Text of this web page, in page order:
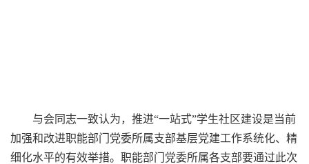
与会同志一致认为，推进“一站式”学生社区建设是当前
加强和改进职能部门党委所属支部基层党建工作系统化、精
细化水平的有效举措。职能部门党委所属各支部要通过此次